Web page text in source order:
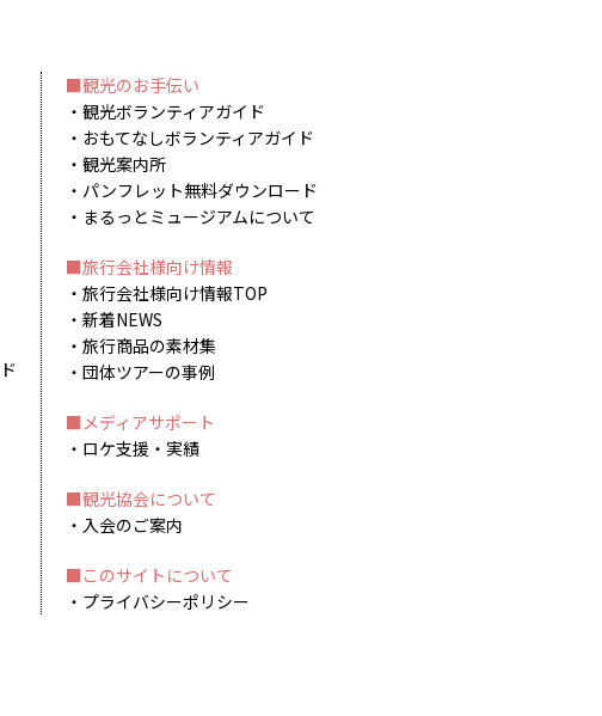
観光のお手伝い
観光ボランティアガイド
おもてなしボランティアガイド
観光案内所
パンフレット無料ダウンロード
まるっとミュージアムについて
旅行会社様向け情報
旅行会社様向け情報TOP
新着NEWS
旅行商品の素材集
団体ツアーの事例
メディアサポート
ロケ支援・実績
観光協会について
入会のご案内
このサイトについて
プライバシーポリシー